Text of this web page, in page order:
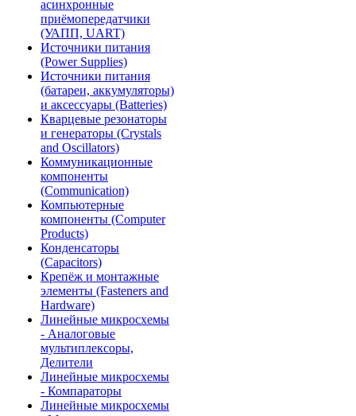
асинхронные
приёмопередатчики
(УАПП, UART)
Источники питания
(Power Supplies)
Источники питания
(батареи, аккумуляторы)
и аксессуары (Batteries)
Кварцевые резонаторы
и генераторы (Crystals
and Oscillators)
Коммуникационные
компоненты
(Communication)
Компьютерные
компоненты (Computer
Products)
Конденсаторы
(Capacitors)
Крепёж и монтажные
элементы (Fasteners and
Hardware)
Линейные микросхемы
- Аналоговые
мультиплексоры,
Делители
Линейные микросхемы
- Компараторы
Линейные микросхемы